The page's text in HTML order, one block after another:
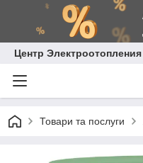
Центр Электроотопления
Товари та послуги